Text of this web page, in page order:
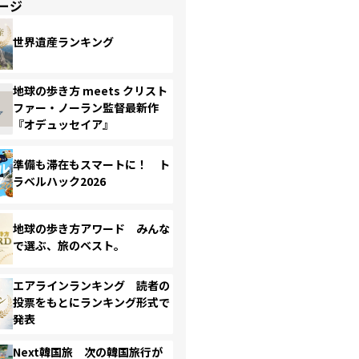
ジ
世界遺産ランキング
地球の歩き方 meets クリスト
ファー・ノーラン監督最新作
『オデュッセイア』
準備も滞在もスマートに！ ト
ラベルハック2026
地球の歩き方アワード みんな
で選ぶ、旅のベスト。
エアラインランキング 読者の
投票をもとにランキング形式で
発表
Next韓国旅 次の韓国旅行が